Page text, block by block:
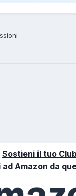
Sostieni il tuo
Amazon da